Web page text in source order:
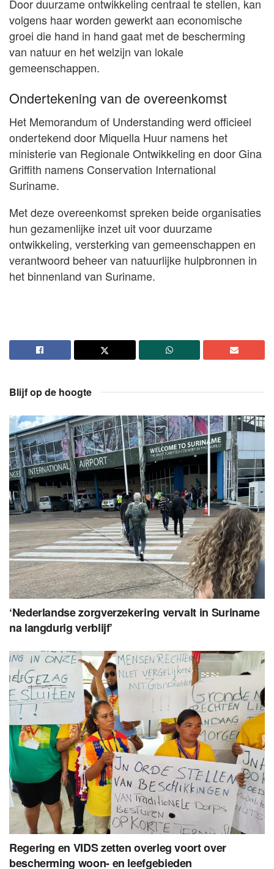
Door duurzame ontwikkeling centraal te stellen, kan
volgens haar worden gewerkt aan economische
groei die hand in hand gaat met de bescherming
van natuur en het welzijn van lokale
gemeenschappen.
Ondertekening van de overeenkomst
Het Memorandum of Understanding werd officieel
ondertekend door Miquella Huur namens het
ministerie van Regionale Ontwikkeling en door Gina
Griffith namens Conservation International
Suriname.
Met deze overeenkomst spreken beide organisaties
hun gezamenlijke inzet uit voor duurzame
ontwikkeling, versterking van gemeenschappen en
verantwoord beheer van natuurlijke hulpbronnen in
het binnenland van Suriname.
Blijf op de hoogte
‘Nederlandse zorgverzekering vervalt in Suriname
na langdurig verblijf’
Regering en VIDS zetten overleg voort over
bescherming woon- en leefgebieden